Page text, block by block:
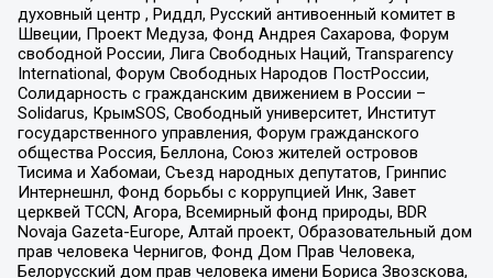
духовный центр , Риддл, Русский антивоенный комитет в
Швеции, Проект Медуза, Фонд Андрея Сахарова, Форум
свободной России, Лига Свободных Наций, Transparеncy
International, Форум Свободных Народов ПостРоссии,
Солидарность с гражданским движением в России –
Solidarus, КрымSOS, Свободный университет, Институт
государственного управления, Форум гражданского
общества Россия, Беллона, Союз жителей островов
Тисима и Хабомаи, Съезд народных депутатов, Гринпис
Интернешнл, Фонд борьбы с коррупцией Инк, Завет
церквей TCCN, Агора, Всемирный фонд природы, BDR
Novaja Gazeta-Europe, Алтай проект, Образовательный дом
прав человека Чернигов, Фонд Дом Прав Человека,
Белорусский дом прав человека имени Бориса Звозскова,